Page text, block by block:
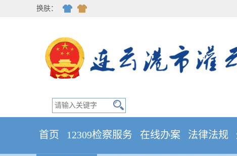
换肤：
首页 12309检察服务 在线办案 法律法规